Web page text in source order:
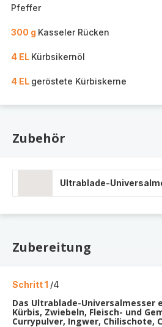
Pfeffer
300 g Kasseler Rücken
4 EL Kürbsikernöl
4 EL geröstete Kürbiskerne
Zubehör
Ultrablade-
Zubereitung
Schritt 1 /4
Das Ultrablade-Universalmesser
Kürbis, Zwiebeln, Fleisch- und
Currypulver, Ingwer, Chilischote,